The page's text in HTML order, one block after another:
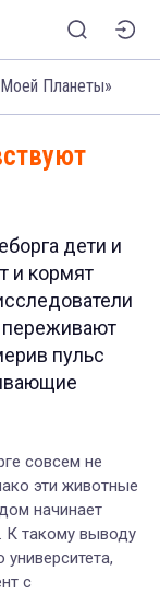
Планеты»
дети и
и кормят
переживают
пульс
совсем не
эти животные
начинает
К такому выводу
с